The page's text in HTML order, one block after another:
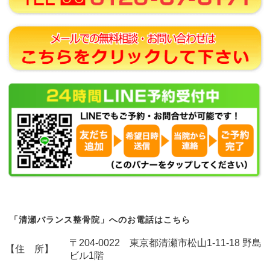
「清瀬バランス整骨院」へのお電話はこちら
【住 所】
〒204-0022 東京都清瀬市松山1-11-18 野島
ビル1階